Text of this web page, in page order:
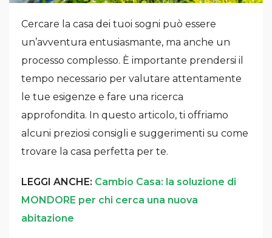
Cercare la casa dei tuoi sogni può essere
un’avventura entusiasmante, ma anche un
processo complesso. È importante prendersi il
tempo necessario per valutare attentamente
le tue esigenze e fare una ricerca
approfondita. In questo articolo, ti offriamo
alcuni preziosi consigli e suggerimenti su come
trovare la casa perfetta per te.
LEGGI ANCHE: Cambio Casa: la soluzione di
MONDORE per chi cerca una nuova
abitazione